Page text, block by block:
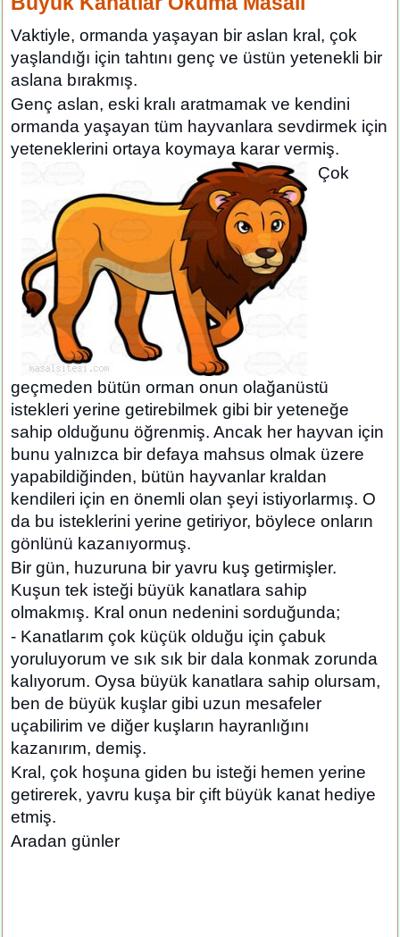
Vaktiyle, ormanda yaşayan bir aslan kral, çok
yaşlandığı için tahtını genç ve üstün yetenekli bir
aslana bırakmış.
Genç aslan, eski kralı aratmamak ve kendini
ormanda yaşayan tüm hayvanlara sevdirmek için
yeteneklerini ortaya koymaya karar vermiş.
Çok
geçmeden bütün orman onun olağanüstü
istekleri yerine getirebilmek gibi bir yeteneğe
sahip olduğunu öğrenmiş. Ancak her hayvan için
bunu yalnızca bir defaya mahsus olmak üzere
yapabildiğinden, bütün hayvanlar kraldan
kendileri için en önemli olan şeyi istiyorlarmış. O
da bu isteklerini yerine getiriyor, böylece onların
gönlünü kazanıyormuş.
Bir gün, huzuruna bir yavru kuş getirmişler.
Kuşun tek isteği büyük kanatlara sahip
olmakmış. Kral onun nedenini sorduğunda;
- Kanatlarım çok küçük olduğu için çabuk
yoruluyorum ve sık sık bir dala konmak zorunda
kalıyorum. Oysa büyük kanatlara sahip olursam,
ben de büyük kuşlar gibi uzun mesafeler
uçabilirim ve diğer kuşların hayranlığını
kazanırım, demiş.
Kral, çok hoşuna giden bu isteği hemen yerine
getirerek, yavru kuşa bir çift büyük kanat hediye
etmiş.
Aradan günler